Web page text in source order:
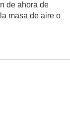
de ahora de
masa de aire o